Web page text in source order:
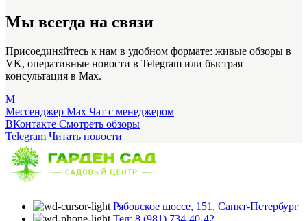
Мы всегда на связи
Присоединяйтесь к нам в удобном формате: живые обзоры в
VK, оперативные новости в Telegram или быстрая
консультация в Max.
M
Мессенджер Max Чат с менеджером
ВКонтакте Смотреть обзоры
Telegram Читать новости
Рябовское шоссе, 151, Санкт-Петербург
Тел: 8 (981) 734-40-42